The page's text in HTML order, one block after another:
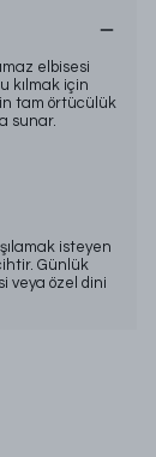
elbisesi
kılmak için
tam örtücülük
sunar.
isteyen
Günlük
veya özel dini